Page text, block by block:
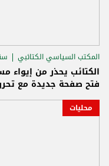
المكتب السياسي الكتائبي
الكتائب يحذر من إيواء
فتح صفحة جديدة مع تحرر
محليات